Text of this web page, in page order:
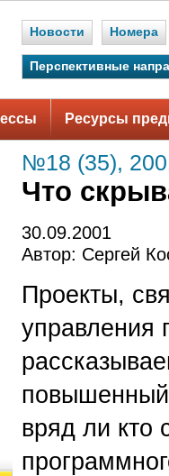
Новости Номера
Перспективные
Ресурсы
№18 (35),
Что
30.09.2001
Автор: Сергей
Проекты,
управления
повышенный
вряд ли кто